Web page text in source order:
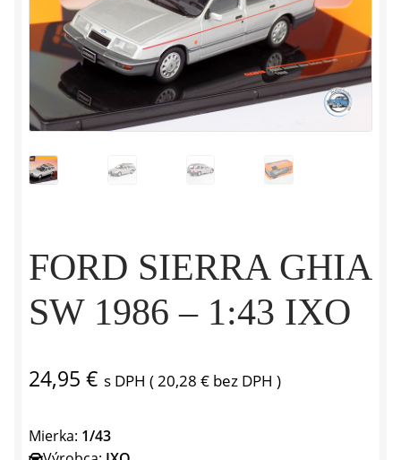
FORD SIERRA GHIA
SW 1986 – 1:43 IXO
24,95 € s DPH (20,28 € bez DPH )
Mierka: 1/43